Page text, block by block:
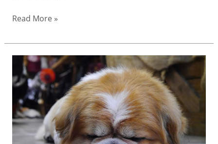
新
竿
Read More »
灣
必
買
伴
手